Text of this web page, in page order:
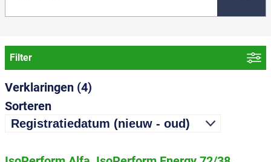
Filter
Soort verklaring
Kwaliteitsverklaring
Gelijkwaardigheidsverklaring
Verklaringen (4)
Sorteren